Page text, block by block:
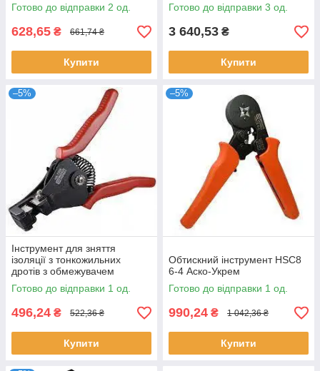
Готово до відправки 2 од.
628,65 ₴ 661,74 ₴
Купити
Готово до відправки 3 од.
3 640,53 ₴
Купити
–5%
Інструмент для зняття
ізоляції з тонкожильних
дротів з обмежувачем
довжини зняття HS-700В
Готово до відправки 1 од.
496,24 ₴ 522,36 ₴
Купити
–5%
Обтискний інструмент HSC8
6-4 Аско-Укрем
Готово до відправки 1 од.
990,24 ₴ 1 042,36 ₴
Купити